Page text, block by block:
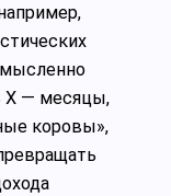
мысленно
X — месяцы,
коровы»,